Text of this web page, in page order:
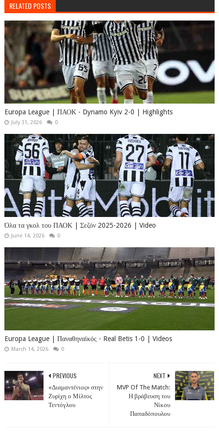
RELATED POSTS
Europa League | ΠΑΟΚ - Dynamo Kyiv 2-0 | Highlights
July 31, 2026 0
Όλα τα γκολ του ΠΑΟΚ | Σεζόν 2025-2026 | Video
June 14, 2026 0
Europa League | Παναθηναϊκός - Real Betis 1-0 | Videos
March 14, 2026 0
NEXT
MVP Of The Match:
Η βράβευση του
Νίκου
Παπαδόπουλου
PREVIOUS
«Διαμαντένιος» στην
Ζυρίχη ο Μίλτος
Τεντόγλου